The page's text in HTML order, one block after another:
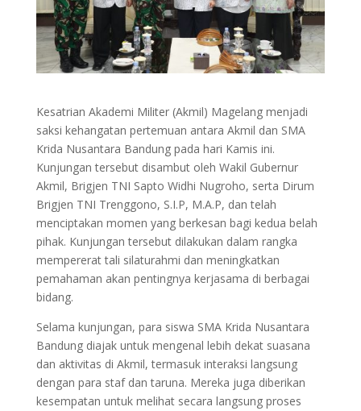
Kesatrian Akademi Militer (Akmil) Magelang menjadi
saksi kehangatan pertemuan antara Akmil dan SMA
Krida Nusantara Bandung pada hari Kamis ini.
Kunjungan tersebut disambut oleh Wakil Gubernur
Akmil, Brigjen TNI Sapto Widhi Nugroho, serta Dirum
Brigjen TNI Trenggono, S.I.P, M.A.P, dan telah
menciptakan momen yang berkesan bagi kedua belah
pihak. Kunjungan tersebut dilakukan dalam rangka
mempererat tali silaturahmi dan meningkatkan
pemahaman akan pentingnya kerjasama di berbagai
bidang.
Selama kunjungan, para siswa SMA Krida Nusantara
Bandung diajak untuk mengenal lebih dekat suasana
dan aktivitas di Akmil, termasuk interaksi langsung
dengan para staf dan taruna. Mereka juga diberikan
kesempatan untuk melihat secara langsung proses